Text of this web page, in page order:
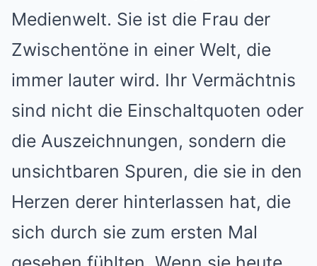
Medienwelt. Sie ist die Frau der
Zwischentöne in einer Welt, die
immer lauter wird. Ihr Vermächtnis
sind nicht die Einschaltquoten oder
die Auszeichnungen, sondern die
unsichtbaren Spuren, die sie in den
Herzen derer hinterlassen hat, die
sich durch sie zum ersten Mal